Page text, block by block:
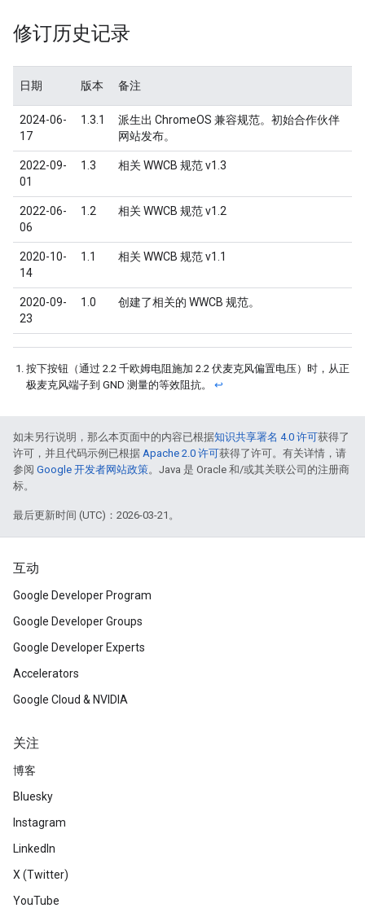
修订历史记录
日期 版本 备注
2024-06-
17
1.3.1
派生出 ChromeOS 兼容规范。初始合作伙伴
网站发布。
2022-09-
01
1.3 相关 WWCB 规范 v1.3
2022-06-
06
1.2 相关 WWCB 规范 v1.2
2020-10-
14
1.1 相关 WWCB 规范 v1.1
2020-09-
23
1.0 创建了相关的 WWCB 规范。
按下按钮（通过 2.2 千欧姆电阻施加 2.2 伏麦克风偏置电压）时，从正
极麦克风端子到 GND 测量的等效阻抗。 ↩
如未另行说明，那么本页面中的内容已根据知识共享署名 4.0 许可获得了
许可，并且代码示例已根据 Apache 2.0 许可获得了许可。有关详情，请
参阅 Google 开发者网站政策。Java 是 Oracle 和/或其关联公司的注册商
标。
最后更新时间 (UTC)：2026-03-21。
互动
Google Developer Program
Google Developer Groups
Google Developer Experts
Accelerators
Google Cloud & NVIDIA
关注
博客
Bluesky
Instagram
LinkedIn
X (Twitter)
YouTube